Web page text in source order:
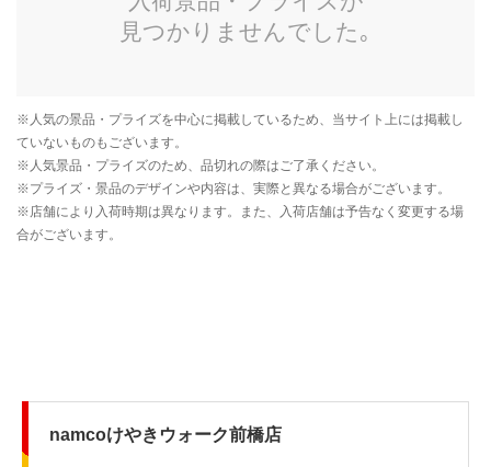
namcoけやきウォーク前橋店